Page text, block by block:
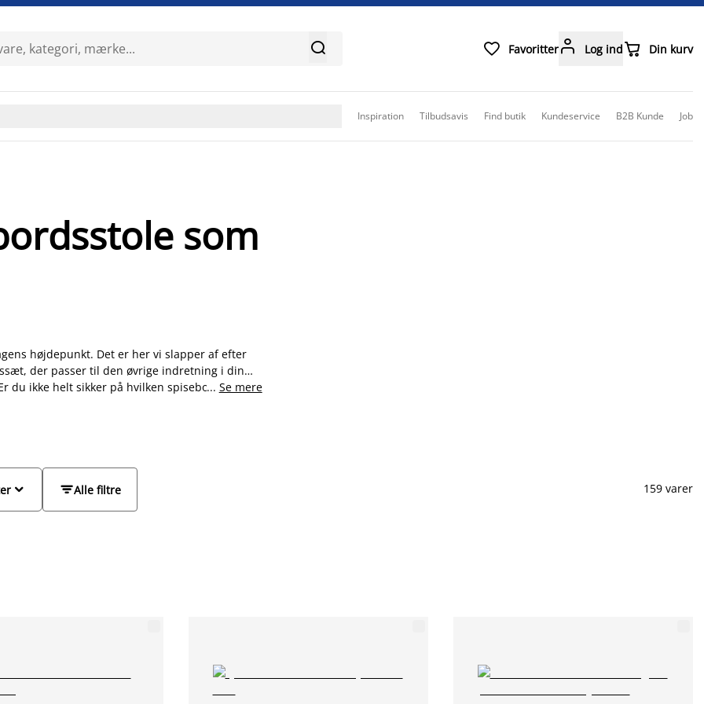
  Favoritter Log ind Din kurv
Inspiration Tilbudsavis Find butik Kundeservice B2B Kunde Job
som
højdepunkt. Det er her vi slapper af efter
der passer til den øvrige indretning i din
du ikke helt sikker på hvilken spisebordstol der
... Se mere
Alle filtre
 159 varer